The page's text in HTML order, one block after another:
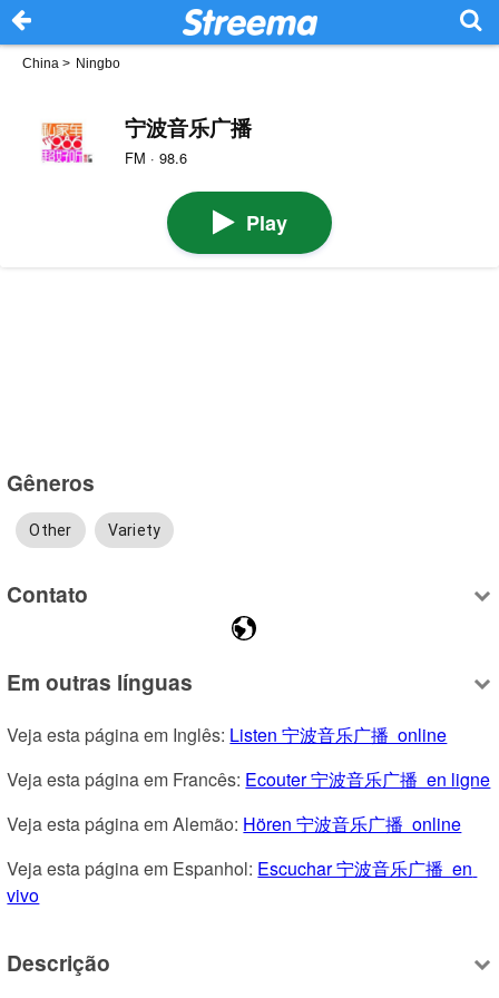
China > Ningbo
宁波音乐广播
FM · 98.6
Play
Gêneros
Other Variety
Contato
Em outras línguas
Veja esta página em Inglês: Listen 宁波音乐广播  online
Veja esta página em Francês: Ecouter 宁波音乐广播  en ligne
Veja esta página em Alemão: Hören 宁波音乐广播  online
Veja esta página em Espanhol: Escuchar 宁波音乐广播  en
vivo
Descrição